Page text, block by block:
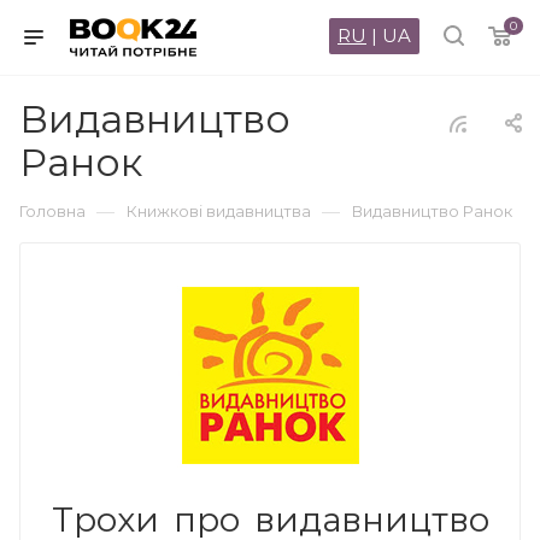
0
RU | UA
Видавництво
Ранок
Головна — Книжкові видавництва — Видавництво Ранок
Трохи про видавництво